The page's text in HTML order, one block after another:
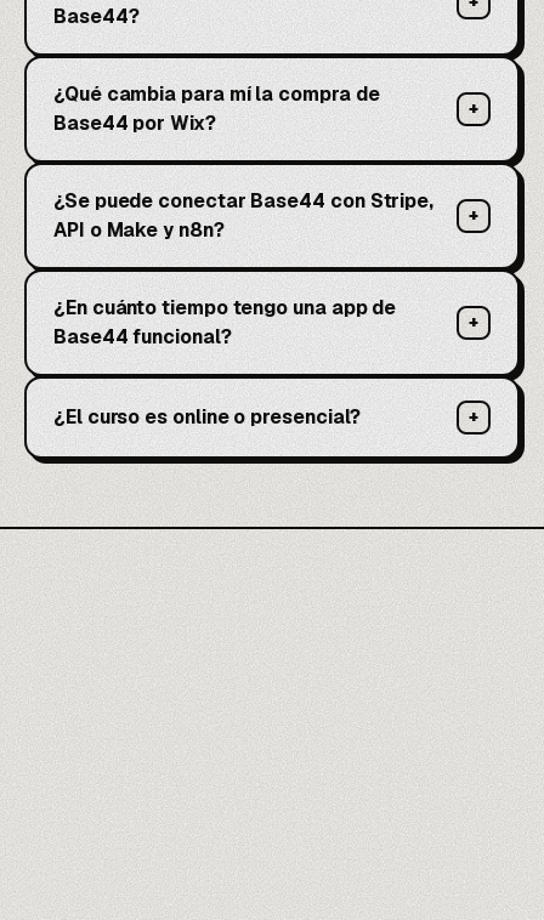
Base44?
¿Qué cambia para mí la compra de
Base44 por Wix?
+
¿Se puede conectar Base44 con Stripe,
API o Make y n8n?
+
¿En cuánto tiempo tengo una app de
Base44 funcional?
+
¿El curso es online o presencial? +
Descubre a los formadores →